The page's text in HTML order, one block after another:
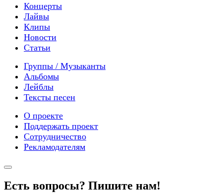
Концерты
Лайвы
Клипы
Новости
Статьи
Группы / Музыканты
Альбомы
Лейблы
Тексты песен
О проекте
Поддержать проект
Сотрудничество
Рекламодателям
Есть вопросы? Пишите нам!